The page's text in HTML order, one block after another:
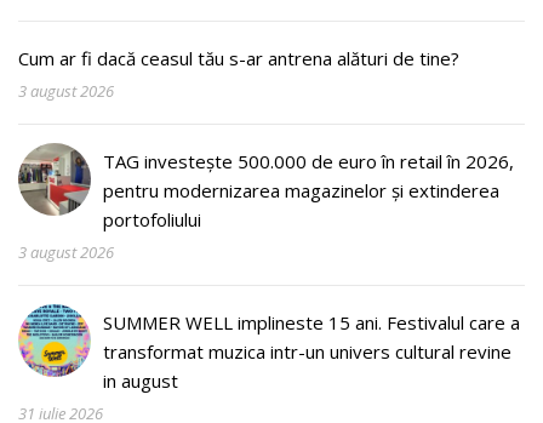
Cum ar fi dacă ceasul tău s-ar antrena alături de tine?
3 august 2026
TAG investește 500.000 de euro în retail în 2026,
pentru modernizarea magazinelor și extinderea
portofoliului
3 august 2026
SUMMER WELL implineste 15 ani. Festivalul care a
transformat muzica intr-un univers cultural revine
in august
31 iulie 2026